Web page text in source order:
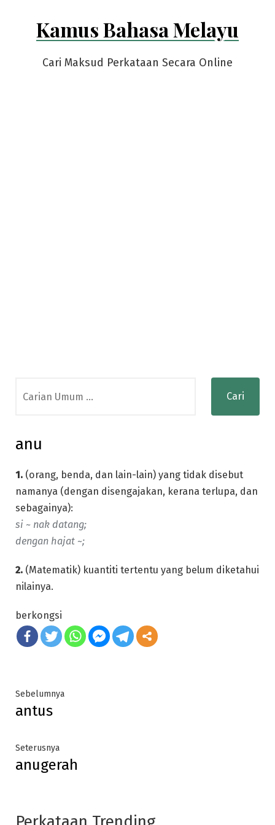
Kamus Bahasa Melayu
Cari Maksud Perkataan Secara Online
for:
anu
1. (orang, benda, dan lain-lain) yang tidak disebut
namanya (dengan disengajakan, kerana terlupa, dan
sebagainya):
si ~ nak datang;
dengan hajat ~;
2. (Matematik) kuantiti tertentu yang belum diketahui
nilainya.
berkongsi
Post
navigation
SebelumnyaPrevious
antus
SeterusnyaNext
post:
anugerah